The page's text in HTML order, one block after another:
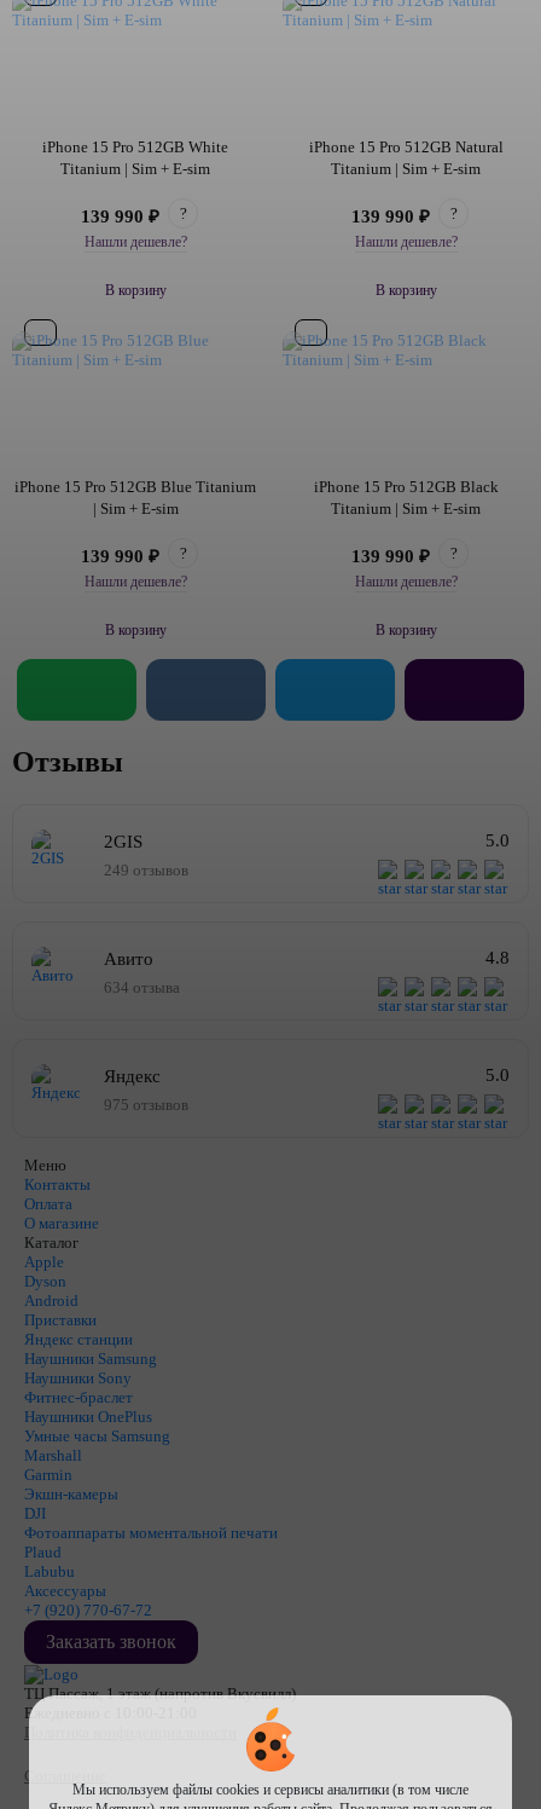
iPhone 15 Pro 512GB White
Titanium | Sim + E-sim
139 990 ₽ ?
Нашли дешевле?
В корзину
iPhone 15 Pro 512GB Natural
Titanium | Sim + E-sim
139 990 ₽ ?
Нашли дешевле?
В корзину
iPhone 15 Pro 512GB Blue Titanium
| Sim + E-sim
139 990 ₽ ?
Нашли дешевле?
В корзину
iPhone 15 Pro 512GB Black
Titanium | Sim + E-sim
139 990 ₽ ?
Нашли дешевле?
В корзину
Отзывы
2GIS
249 отзывов
5.0
Авито
634 отзыва
4.8
Яндекс
975 отзывов
5.0
Меню
Контакты
Оплата
О магазине
Каталог
Apple
Dyson
Android
Приставки
Яндекс станции
Наушники Samsung
Наушники Sony
Фитнес-браслет
Наушники OnePlus
Умные часы Samsung
Marshall
Garmin
Экшн-камеры
DJI
Фотоаппараты моментальной печати
Plaud
Labubu
Аксессуары
+7 (920) 770-67-72
Заказать звонок
ТЦ Пассаж, 1 этаж (напротив Вкусвилл)
Ежедневно с 10:00-21:00
Политика конфиденциальности
Соглашение
Мы используем файлы cookies и сервисы аналитики (в том числе